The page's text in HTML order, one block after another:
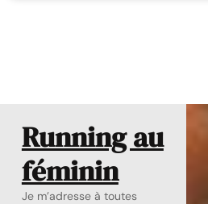
Running au
féminin
Je m’adresse à toutes